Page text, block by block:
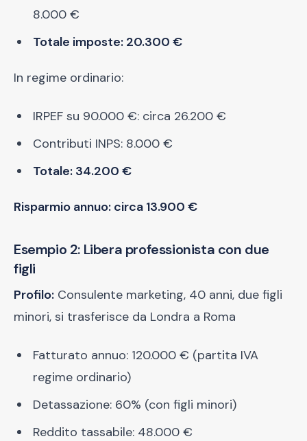
8.000 €
Totale imposte: 20.300 €
In regime ordinario:
IRPEF su 90.000 €: circa 26.200 €
Contributi INPS: 8.000 €
Totale: 34.200 €
Risparmio annuo: circa 13.900 €
Esempio 2: Libera professionista con due
figli
Profilo: Consulente marketing, 40 anni, due figli
minori, si trasferisce da Londra a Roma
Fatturato annuo: 120.000 € (partita IVA
regime ordinario)
Detassazione: 60% (con figli minori)
Reddito tassabile: 48.000 €